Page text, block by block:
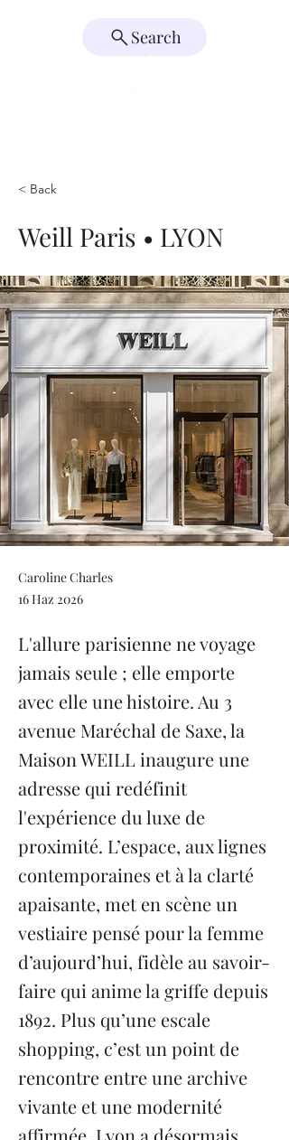
Search
< Back
Weill Paris • LYON
Caroline Charles
16 Haz 2026
L'allure parisienne ne voyage
jamais seule ; elle emporte
avec elle une histoire. Au 3
avenue Maréchal de Saxe, la
Maison WEILL inaugure une
adresse qui redéfinit
l'expérience du luxe de
proximité. L’espace, aux lignes
contemporaines et à la clarté
apaisante, met en scène un
vestiaire pensé pour la femme
d’aujourd’hui, fidèle au savoir-
faire qui anime la griffe depuis
1892. Plus qu’une escale
shopping, c’est un point de
rencontre entre une archive
vivante et une modernité
affirmée. Lyon a désormais